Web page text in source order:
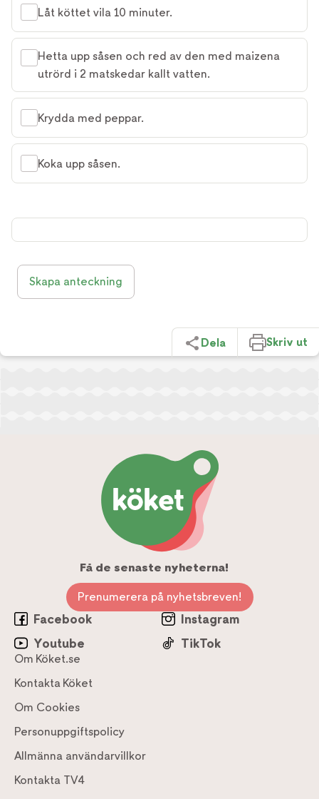
Låt köttet vila 10 minuter.
Hetta upp såsen och red av den med maizena
utrörd i 2 matskedar kallt vatten.
Krydda med peppar.
Koka upp såsen.
Skapa anteckning
Dela Skriv ut
Få de senaste nyheterna!
Prenumerera på nyhetsbreven!
Facebook
Instagram
Youtube
TikTok
Om Köket.se
Kontakta Köket
Om Cookies
Personuppgiftspolicy
Allmänna användarvillkor
Kontakta TV4